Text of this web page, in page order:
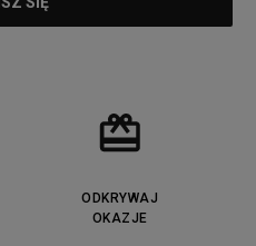
ODKRYWAJ
OKAZJE